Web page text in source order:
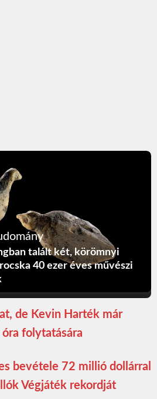
talált két, körömnyi
40 ezer éves művészi
de Kevin Harték már
folytatására
bevétele 72 millió dollárral
Végjáték rekordját